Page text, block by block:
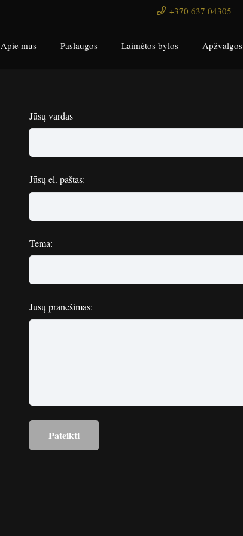
+370 637 04305
Apie mus Paslaugos Laimėtos bylos Apžvalgos
Jūsų vardas
Jūsų el. paštas:
Tema:
Jūsų pranešimas: